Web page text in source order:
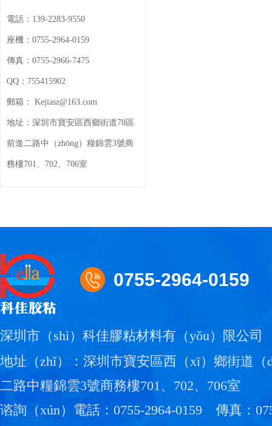
電話： 139-2283-9550
座機： 0755-2964-0159
傳真： 0755-2966-7475
QQ： 755415902
郵箱： Kejiasz@163.com
地址： 深圳市寶安區西鄉街道78區
前進二路中（zhōng）糧錦雲3號商
務樓701、702、706室
0755-2964-0159
深圳市（shì）科佳膠粘材料有（yǒu）限公司
地址（zhǐ）：深圳市寶安區西（xī）鄉街道（
二路中糧錦雲3號商務樓701、702、706室
谘詢（xún）電話：0755-2964-0159
傳真：